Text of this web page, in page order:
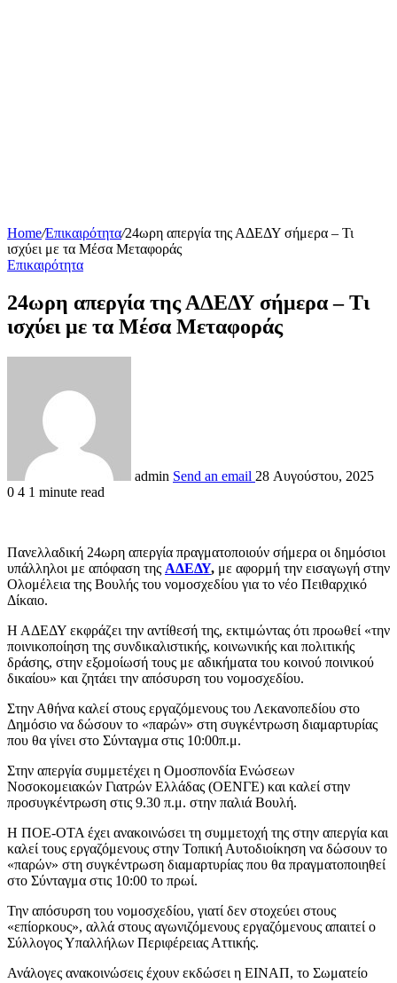
Home/Επικαιρότητα/24ωρη απεργία της ΑΔΕΔΥ σήμερα – Τι
ισχύει με τα Μέσα Μεταφοράς
Επικαιρότητα
24ωρη απεργία της ΑΔΕΔΥ σήμερα – Τι
ισχύει με τα Μέσα Μεταφοράς
admin Send an email 28 Αυγούστου, 2025
0 4 1 minute read
Πανελλαδική 24ωρη απεργία πραγματοποιούν σήμερα οι δημόσιοι
υπάλληλοι με απόφαση της ΑΔΕΔΥ, με αφορμή την εισαγωγή στην
Ολομέλεια της Βουλής του νομοσχεδίου για το νέο Πειθαρχικό
Δίκαιο.
Η ΑΔΕΔΥ εκφράζει την αντίθεσή της, εκτιμώντας ότι προωθεί «την
ποινικοποίηση της συνδικαλιστικής, κοινωνικής και πολιτικής
δράσης, στην εξομοίωσή τους με αδικήματα του κοινού ποινικού
δικαίου» και ζητάει την απόσυρση του νομοσχεδίου.
Στην Αθήνα καλεί στους εργαζόμενους του Λεκανοπεδίου στο
Δημόσιο να δώσουν το «παρών» στη συγκέντρωση διαμαρτυρίας
που θα γίνει στο Σύνταγμα στις 10:00π.μ.
Στην απεργία συμμετέχει η Ομοσπονδία Ενώσεων
Νοσοκομειακών Γιατρών Ελλάδας (ΟΕΝΓΕ) και καλεί στην
προσυγκέντρωση στις 9.30 π.μ. στην παλιά Βουλή.
Η ΠΟΕ-ΟΤΑ έχει ανακοινώσει τη συμμετοχή της στην απεργία και
καλεί τους εργαζόμενους στην Τοπική Αυτοδιοίκηση να δώσουν το
«παρών» στη συγκέντρωση διαμαρτυρίας που θα πραγματοποιηθεί
στο Σύνταγμα στις 10:00 το πρωί.
Την απόσυρση του νομοσχεδίου, γιατί δεν στοχεύει στους
«επίορκους», αλλά στους αγωνιζόμενους εργαζόμενους απαιτεί ο
Σύλλογος Υπαλλήλων Περιφέρειας Αττικής.
Ανάλογες ανακοινώσεις έχουν εκδώσει η ΕΙΝΑΠ, το Σωματείο